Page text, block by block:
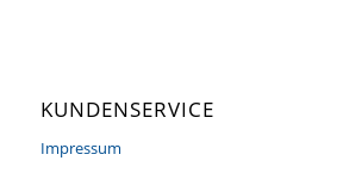
KUNDENSERVICE
Impressum